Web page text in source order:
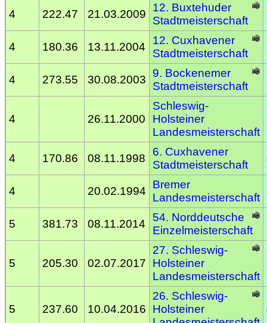
4 222.47 21.03.2009
12. Buxtehuder
Stadtmeisterschaft
4 180.36 13.11.2004
12. Cuxhavener
Stadtmeisterschaft
4 273.55 30.08.2003
9. Bockenemer
Stadtmeisterschaft
4 26.11.2000
Schleswig-
Holsteiner
Landesmeisterschaft
4 170.86 08.11.1998
6. Cuxhavener
Stadtmeisterschaft
4 20.02.1994
Bremer
Landesmeisterschaft
5 381.73 08.11.2014
54. Norddeutsche
Einzelmeisterschaft
5 205.30 02.07.2017
27. Schleswig-
Holsteiner
Landesmeisterschaft
5 237.60 10.04.2016
26. Schleswig-
Holsteiner